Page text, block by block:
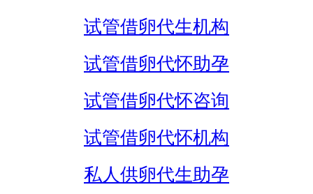
试管借卵代生机构
试管借卵代怀助孕
试管借卵代怀咨询
试管借卵代怀机构
私人供卵代生助孕